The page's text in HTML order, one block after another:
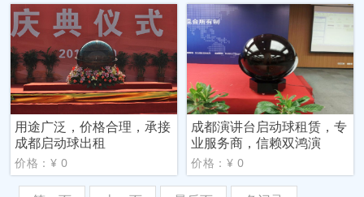
用途广泛，价格合理，承接
成都启动球出租
价格：¥ 0
成都演讲台启动球租赁，专
业服务商，信赖双鸿演
价格：¥ 0